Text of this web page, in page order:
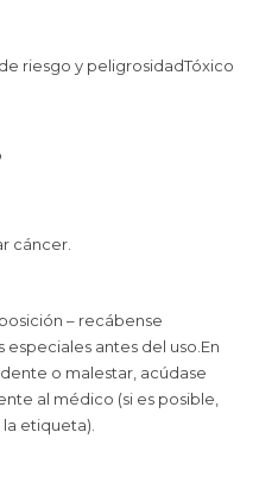
Tóxico
cáncer.
– recábense
especiales antes del uso.En
o malestar, acúdase
al médico (si es posible,
etiqueta).